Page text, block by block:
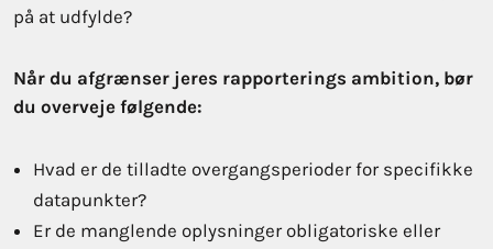
på at udfylde?
Når du afgrænser jeres rapporterings ambition, bør
du overveje følgende:
Hvad er de tilladte overgangsperioder for specifikke
datapunkter?
Er de manglende oplysninger obligatoriske eller